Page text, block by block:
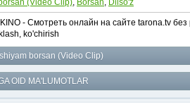
(Video Clip), Borsan, Dilso'z
- Смотреть онлайн на сайте tarona.tv без
ko'chirish
borsan (Video Clip)
OID MA'LUMOTLAR